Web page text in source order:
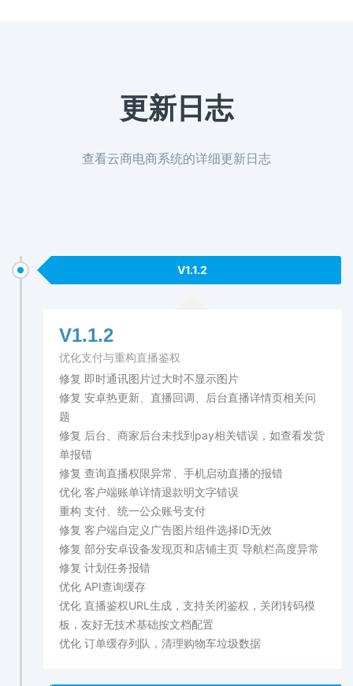
更新日志
查看云商电商系统的详细更新日志
V1.1.2
V1.1.2
优化支付与重构直播鉴权
修复 即时通讯图片过大时不显示图片
修复 安卓热更新、直播回调、后台直播详情页相关问
题
修复 后台、商家后台未找到pay相关错误，如查看发货
单报错
修复 查询直播权限异常、手机启动直播的报错
优化 客户端账单详情退款明文字错误
重构 支付、统一公众账号支付
修复 客户端自定义广告图片组件选择ID无效
修复 部分安卓设备发现页和店铺主页 导航栏高度异常
修复 计划任务报错
优化 API查询缓存
优化 直播鉴权URL生成，支持关闭鉴权，关闭转码模
板，友好无技术基础按文档配置
优化 订单缓存列队，清理购物车垃圾数据